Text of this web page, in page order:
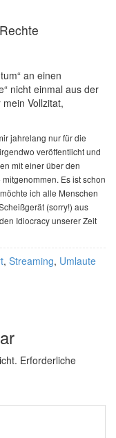
an einen
nicht einmal aus der
Vollzitat,
jahrelang nur für die
veröffentlicht und
mit einer über den
Es ist schon
ich alle Menschen
(sorry!) aus
Idiocracy unserer Zeit
, Streaming, Umlaute
Erforderliche